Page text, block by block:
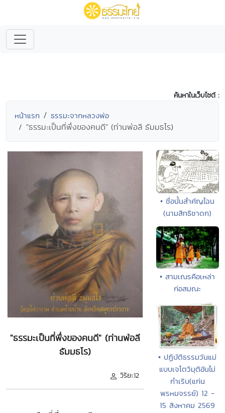
ค้นหาในเว็บไซต์ :
หน้าแรก ธรรมะจากหลวงพ่อ
"ธรรมะเป็นที่พึ่งของคนดี" (ท่านพ่อลี ธัมมธโร)
"ธรรมะเป็นที่พึ่งของคนดี" (ท่านพ่อลี
ธัมมธโร)
วิริยะ12
• ชื่อนั้นสำคัญไฉน
(นามสิทธิชาดก)
• สามเณรคือเหล่า
ก่อสมณะ
• ปฏิบัติธรรมวันแม่
แบบเจโตวิมุติอันไม่
กำเริบ(แก่น
พรหมจรรย์) 12 -
15 สิงหาคม 2569